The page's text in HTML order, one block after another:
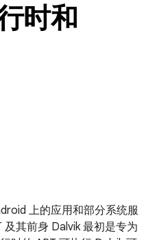
时和
上的应用和部分系统服
其前身 Dalvik 最初是专为